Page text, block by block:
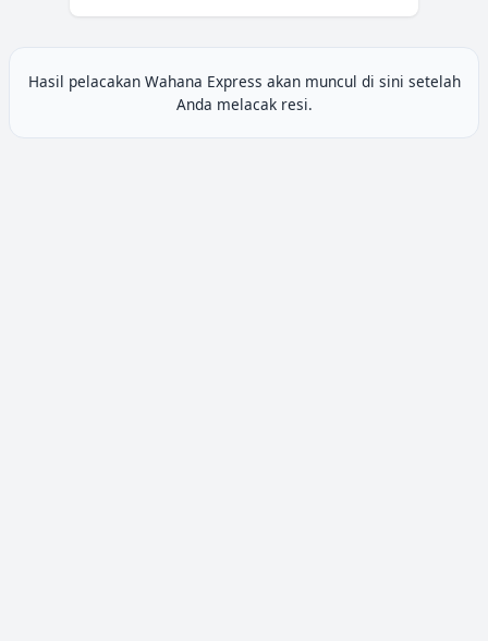
Hasil pelacakan Wahana Express akan muncul di sini setelah
Anda melacak resi.